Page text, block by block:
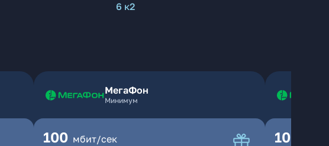
6 к2
МегаФон
Минимум
100 мбит/сек 100